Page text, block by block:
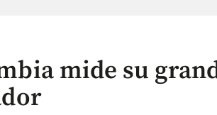
mide su